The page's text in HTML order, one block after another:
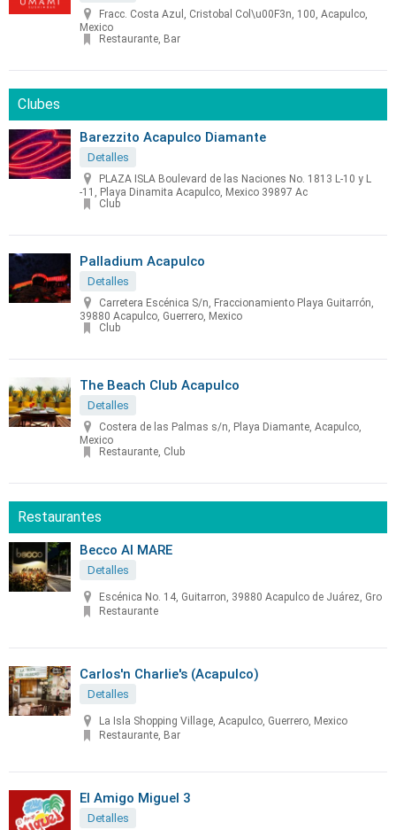
Fracc. Costa Azul, Cristobal Col\u00F3n, 100, Acapulco,
Mexico
Restaurante, Bar
Clubes
Barezzito Acapulco Diamante
Detalles
PLAZA ISLA Boulevard de las Naciones No. 1813 L-10 y L
-11, Playa Dinamita Acapulco, Mexico 39897 Ac
Club
Palladium Acapulco
Detalles
Carretera Escénica S/n, Fraccionamiento Playa Guitarrón,
39880 Acapulco, Guerrero, Mexico
Club
The Beach Club Acapulco
Detalles
Costera de las Palmas s/n, Playa Diamante, Acapulco,
Mexico
Restaurante, Club
Restaurantes
Becco Al MARE
Detalles
Escénica No. 14, Guitarron, 39880 Acapulco de Juárez, Gro
Restaurante
Carlos'n Charlie's (Acapulco)
Detalles
La Isla Shopping Village, Acapulco, Guerrero, Mexico
Restaurante, Bar
El Amigo Miguel 3
Detalles